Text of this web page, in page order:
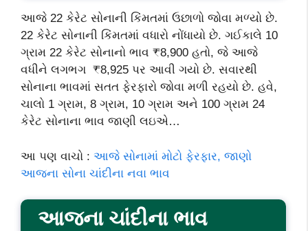
આજે 22 કેરેટ સોનાની કિંમતમાં ઉછાળો જોવા મળ્યો છે.
22 કેરેટ સોનાની કિંમતમાં વધારો નોંધાયો છે. ગઈકાલે 10
ગ્રામ 22 કેરેટ સોનાનો ભાવ ₹8,900 હતો, જે આજે
વધીને લગભગ ₹8,925 પર આવી ગયો છે. સવારથી
સોનાના ભાવમાં સતત ફેરફારો જોવા મળી રહયો છે. હવે,
ચાલો 1 ગ્રામ, 8 ગ્રામ, 10 ગ્રામ અને 100 ગ્રામ 24
કેરેટ સોનાના ભાવ જાણી લઇએ…
આ પણ વાચો : આજે સોનામાં મોટો ફેરફાર, જાણો
આજના સોના ચાંદીના નવા ભાવ
આજના ચાંદીના ભાવ